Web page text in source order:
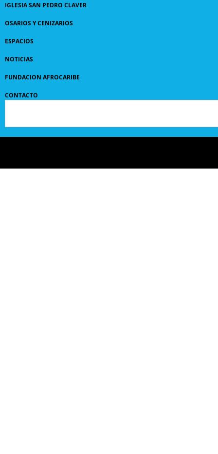
IGLESIA SAN PEDRO CLAVER
OSARIOS Y CENIZARIOS
ESPACIOS
NOTICIAS
FUNDACION AFROCARIBE
CONTACTO